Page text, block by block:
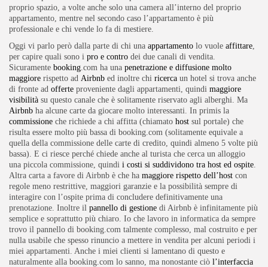
proprio spazio, a volte anche solo una camera all’interno del proprio
appartamento, mentre nel secondo caso l’appartamento è più
professionale e chi vende lo fa di mestiere.
Oggi vi parlo però dalla parte di chi una appartamento lo vuole affittare
per capire quali sono i pro e contro dei due canali di vendita.
Sicuramente booking .com ha una penetrazione e diffusione molto
maggiore rispetto ad Airbnb ed inoltre chi ricerca un hotel si trova anche
di fronte ad offerte proveniente dagli appartamenti, quindi maggiore
visibilità su questo canale che è solitamente riservato agli alberghi. Ma
Airbnb ha alcune carte da giocare molto interessanti. In primis la
commissione che richiede a chi affitta (chiamato host sul portale) che
risulta essere molto più bassa di booking.com (solitamente equivale a
quella della commissione delle carte di credito, quindi almeno 5 volte più
bassa). E ci riesce perché chiede anche al turista che cerca un alloggio
una piccola commissione, quindi i costi si suddividono tra host ed ospite
Altra carta a favore di Airbnb è che ha maggiore rispetto dell’host con
regole meno restrittive, maggiori garanzie e la possibilità sempre di
interagire con l’ospite prima di concludere definitivamente una
prenotazione. Inoltre il pannello di gestione di Airbnb è infinitamente più
semplice e soprattutto più chiaro. Io che lavoro in informatica da sempre
trovo il pannello di booking.com talmente complesso, mal costruito e per
nulla usabile che spesso rinuncio a mettere in vendita per alcuni periodi i
miei appartamenti. Anche i miei clienti si lamentano di questo e
naturalmente alla booking.com lo sanno, ma nonostante ciò l’interfaccia